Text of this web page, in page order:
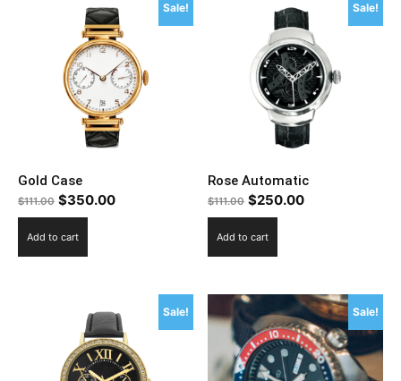
Sale!
Gold Case
$111.00 $350.00
Add to cart
Sale!
Rose Automatic
$111.00 $250.00
Add to cart
Sale! Sale!